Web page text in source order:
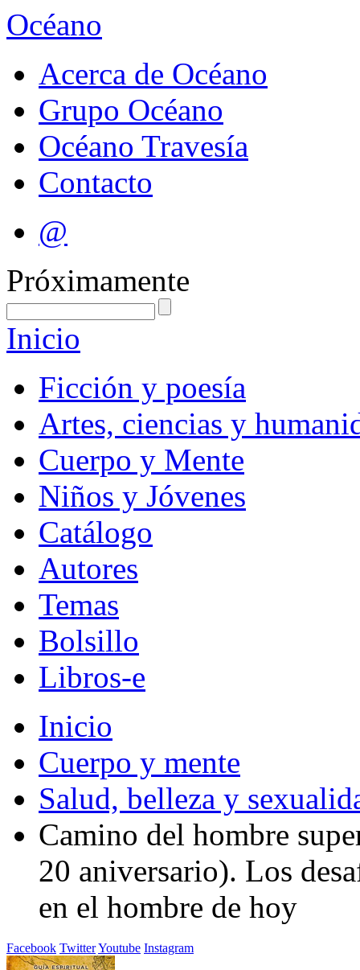
Océano
Acerca de Océano
Grupo Océano
Océano Travesía
Contacto
@
Próximamente
Inicio
Ficción y poesía
Artes, ciencias y
Cuerpo y Mente
Niños y Jóvenes
Catálogo
Autores
Temas
Bolsillo
Libros-e
Inicio
Cuerpo y mente
Salud, belleza y
Camino del hombre
20 aniversario). Los
en el hombre de hoy
Facebook TwitterYoutube Instagram